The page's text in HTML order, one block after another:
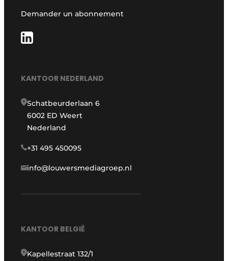
Demander un abonnement
KANTOOR NEDERLAND
Schatbeurderlaan 6
6002 ED Weert
Nederland
+31 495 450095
info@louwersmediagroep.nl
KANTOOR BELGIË
Kapellestraat 132/1